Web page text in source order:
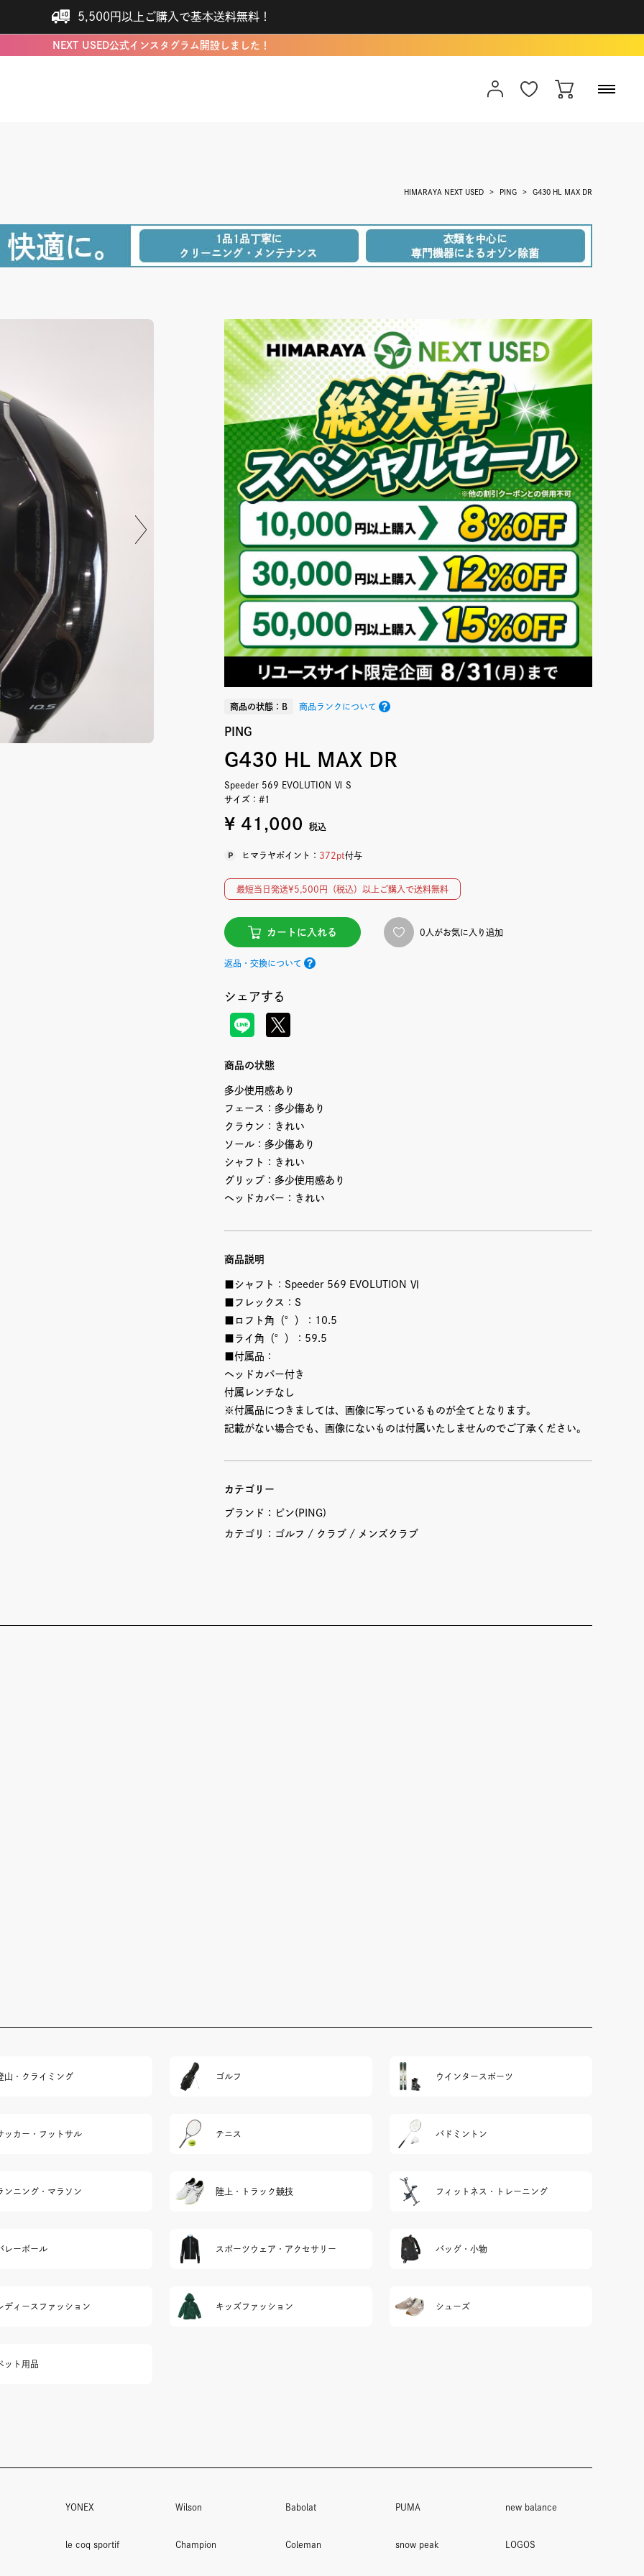
5,500円以上ご購入で基本送料無料！
NEXT USED公式インスタグラム開設しました！
HIMARAYA NEXT USED PING G430 HL MAX DR
商品の状態：B 商品ランクについて
PING
G430 HL MAX DR
Speeder 569 EVOLUTION Ⅵ S
サイズ：#1
¥ 41,000 税込
ヒマラヤポイント： 372pt付与
最短当日発送¥5,500円（税込）以上ご購入で送料無料
カートに入れる 0人がお気に入り追加
返品・交換について
シェアする
商品の状態
多少使用感あり
フェース：多少傷あり
クラウン：きれい
ソール：多少傷あり
シャフト：きれい
グリップ：多少使用感あり
ヘッドカバー：きれい
商品説明
■シャフト：Speeder 569 EVOLUTION Ⅵ
■フレックス：S
■ロフト角（°）：10.5
■ライ角（°）：59.5
■付属品：
ヘッドカバー付き
付属レンチなし
※付属品につきましては、画像に写っているものが全てとなります。
記載がない場合でも、画像にないものは付属いたしませんのでご了承ください。
カテゴリー
ブランド： ピン(PING)
カテゴリ： ゴルフ クラブ メンズクラブ
山・クライミング ゴルフ ウインタースポーツ
ッカー・フットサル テニス バドミントン
ンニング・マラソン 陸上・トラック競技 フィットネス・トレーニング
レーボール スポーツウェア・アクセサリー バッグ・小物
ディースファッション キッズファッション シューズ
ット用品
YONEX Wilson Babolat PUMA new balance
le coq sportif Champion Coleman snow peak LOGOS